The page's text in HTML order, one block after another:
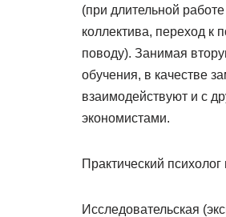
(при длительной
коллектива, переход к
поводу). Занимая
обучения, в качестве
взаимодействуют и с
экономистами.
Практический
Исследовательская